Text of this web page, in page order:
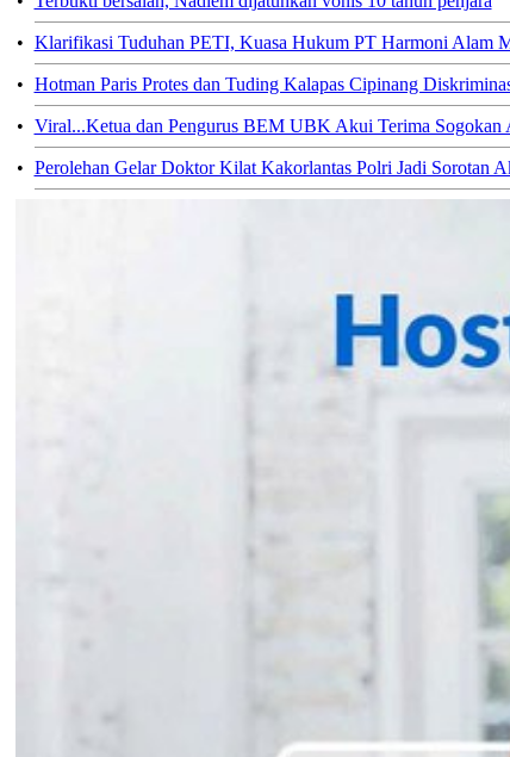
• Klarifikasi Tuduhan PETI, Kuasa Hukum PT Harmoni Alam
• Hotman Paris Protes dan Tuding Kalapas Cipinang
• Viral...Ketua dan Pengurus BEM UBK Akui Terima
• Perolehan Gelar Doktor Kilat Kakorlantas Polri Jadi Sorotan